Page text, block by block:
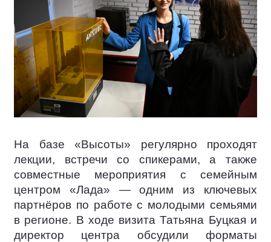
На базе «Высоты» регулярно проходят
лекции, встречи со спикерами, а также
совместные мероприятия с семейным
центром «Лада» — одним из ключевых
партнёров по работе с молодыми семьями
в регионе. В ходе визита Татьяна Буцкая и
директор центра обсудили форматы